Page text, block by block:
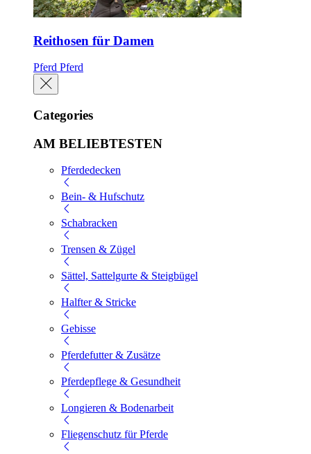
Reithosen für Damen
Pferd Pferd
Categories
AM BELIEBTESTEN
Pferdedecken
Bein- & Hufschutz
Schabracken
Trensen & Zügel
Sättel, Sattelgurte & Steigbügel
Halfter & Stricke
Gebisse
Pferdefutter & Zusätze
Pferdepflege & Gesundheit
Longieren & Bodenarbeit
Fliegenschutz für Pferde